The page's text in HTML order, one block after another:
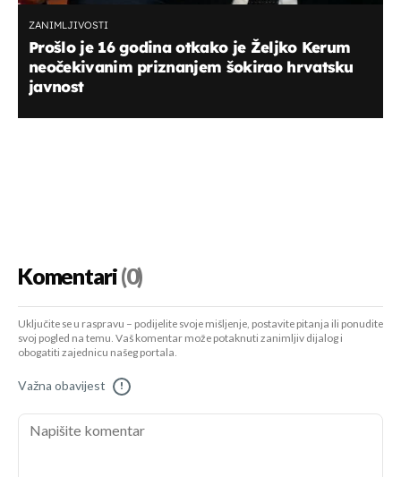
ZANIMLJIVOSTI
Prošlo je 16 godina otkako je Željko Kerum
neočekivanim priznanjem šokirao hrvatsku
javnost
Komentari(0)
Uključite se u raspravu – podijelite svoje mišljenje, postavite pitanja ili ponudite
svoj pogled na temu. Vaš komentar može potaknuti zanimljiv dijalog i
obogatiti zajednicu našeg portala.
Važna obavijest !